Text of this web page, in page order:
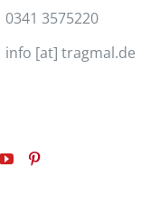
0341 3575220
info [at] tragmal.de